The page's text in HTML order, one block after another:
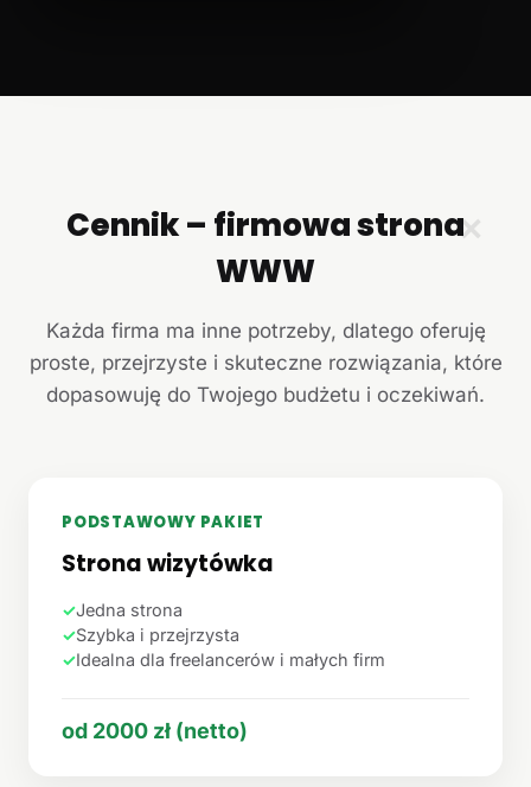
✕
Cennik – firmowa strona
WWW
Każda firma ma inne potrzeby, dlatego oferuję
proste, przejrzyste i skuteczne rozwiązania, które
dopasowuję do Twojego budżetu i oczekiwań.
PODSTAWOWY PAKIET
Strona wizytówka
✓Jedna strona
✓Szybka i przejrzysta
✓Idealna dla freelancerów i małych firm
od 2000 zł (netto)